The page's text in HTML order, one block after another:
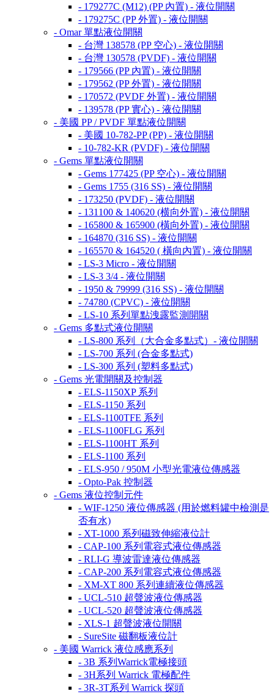
- 179277C (M12) (PP 內置) - 液位開關
- 179275C (PP 外置) - 液位開關
- Omar 單點液位開關
- 台灣 138578 (PP 空心) - 液位開關
- 台灣 130578 (PVDF) - 液位開關
- 179566 (PP 內置) - 液位開關
- 179562 (PP 外置) - 液位開關
- 170572 (PVDF 外置) - 液位開關
- 139578 (PP 實心) - 液位開關
- 美國 PP / PVDF 單點液位開關
- 美國 10-782-PP (PP) - 液位開關
- 10-782-KR (PVDF) - 液位開關
- Gems 單點液位開關
- Gems 177425 (PP 空心) - 液位開關
- Gems 1755 (316 SS) - 液位開關
- 173250 (PVDF) - 液位開關
- 131100 & 140620 (横向外置) - 液位開關
- 165800 & 165900 (橫向外置) - 液位開關
- 164870 (316 SS) - 液位開關
- 165570 & 164520 ( 橫向內置) - 液位開關
- LS-3 Micro - 液位開關
- LS-3 3/4 - 液位開關
- 1950 & 79999 (316 SS) - 液位開關
- 74780 (CPVC) - 液位開關
- LS-10 系列單點洩露監測開關
- Gems 多點式液位開關
- LS-800 系列（大合金多點式）- 液位開關
- LS-700 系列 (合金多點式)
- LS-300 系列 (塑料多點式)
- Gems 光電開關及控制器
- ELS-1150XP 系列
- ELS-1150 系列
- ELS-1100TFE 系列
- ELS-1100FLG 系列
- ELS-1100HT 系列
- ELS-1100 系列
- ELS-950 / 950M 小型光電液位傳感器
- Opto-Pak 控制器
- Gems 液位控制元件
- WIF-1250 液位傳感器 (用於燃料罐中檢測是
否有水)
- XT-1000 系列磁致伸縮液位計
- CAP-100 系列電容式液位傳感器
- RLI-G 導波雷達液位傳感器
- CAP-200 系列電容式液位傳感器
- XM-XT 800 系列連續液位傳感器
- UCL-510 超聲波液位傳感器
- UCL-520 超聲波液位傳感器
- XLS-1 超聲波液位開關
- SureSite 磁翻板液位計
- 美國 Warrick 液位感應系列
- 3B 系列Warrick電極接頭
- 3H系列 Warrick 電極配件
- 3R-3T系列 Warrick 探頭